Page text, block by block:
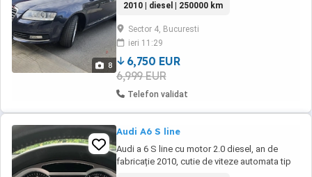
8
electrica Dublu climatronic Jante de aliaj 16
inch cu anvelope noi 2025 + rezerva aliaj
Senzori de ploaie, senzori de lumini,
monitorizare presiune pneuri ...
2010 | diesel | 250000 km
Sector 4, Bucuresti
ieri 11:29
6,750 EUR
6,999 EUR
Telefon validat
Audi A6 S line
Audi a 6 S line cu motor 2.0 diesel, an de
fabricație 2010, cutie de viteze automata tip